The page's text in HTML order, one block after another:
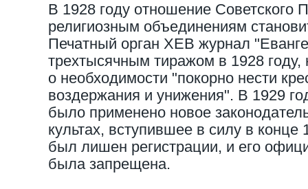
В 1928 году отношение Советского
религиозным объединениям
Печатный орган ХЕВ журнал
трехтысячным тиражом в 1928
о необходимости "покорно нести
воздержания и унижения". В 1929
было применено новое
культах, вступившее в силу в
был лишен регистрации, и его
была запрещена.